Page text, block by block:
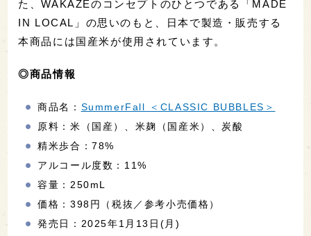
た、WAKAZEのコンセプトのひとつである「MADE
IN LOCAL」の思いのもと、日本で製造・販売する
本商品には国産米が使用されています。
◎商品情報
商品名： SummerFall ＜CLASSIC BUBBLES＞
原料：米（国産）、米麹（国産米）、炭酸
精米歩合：78%
アルコール度数：11%
容量：250mL
価格：398円（税抜／参考小売価格）
発売日：2025年1月13日(月)